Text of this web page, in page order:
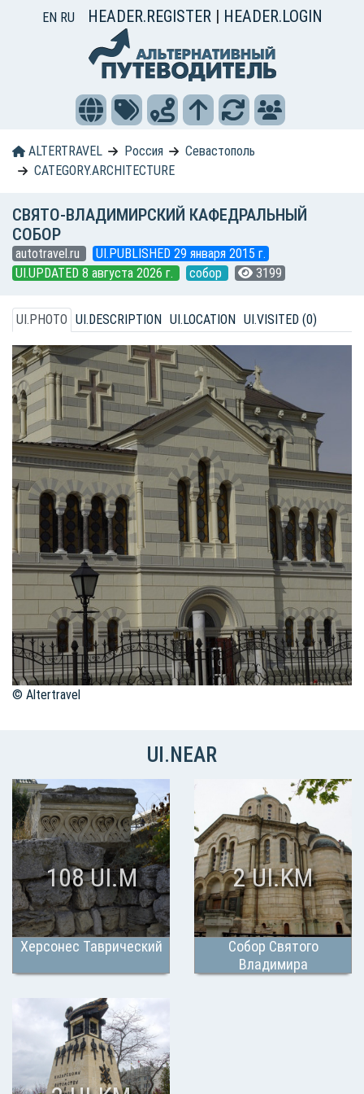
EN RU HEADER.REGISTER | HEADER.LOGIN
ALTERTRAVEL Россия
Севастополь
CATEGORY.ARCHITECTURE
СВЯТО-ВЛАДИМИРСКИЙ КАФЕДРАЛЬНЫЙ
СОБОР
autotravel.ru
UI.PUBLISHED 29 января 2015 г.
UI.UPDATED 8 августа 2026 г.
собор 3199
UI.PHOTO UI.DESCRIPTION UI.LOCATION UI.VISITED (0)
© Altertravel
UI.NEAR
Херсонес Таврический
108 UI.M
Собор Святого
Владимира
2 UI.KM